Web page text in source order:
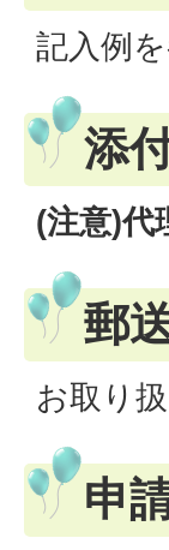
記入例
添
(注意)代
郵
お取り
申